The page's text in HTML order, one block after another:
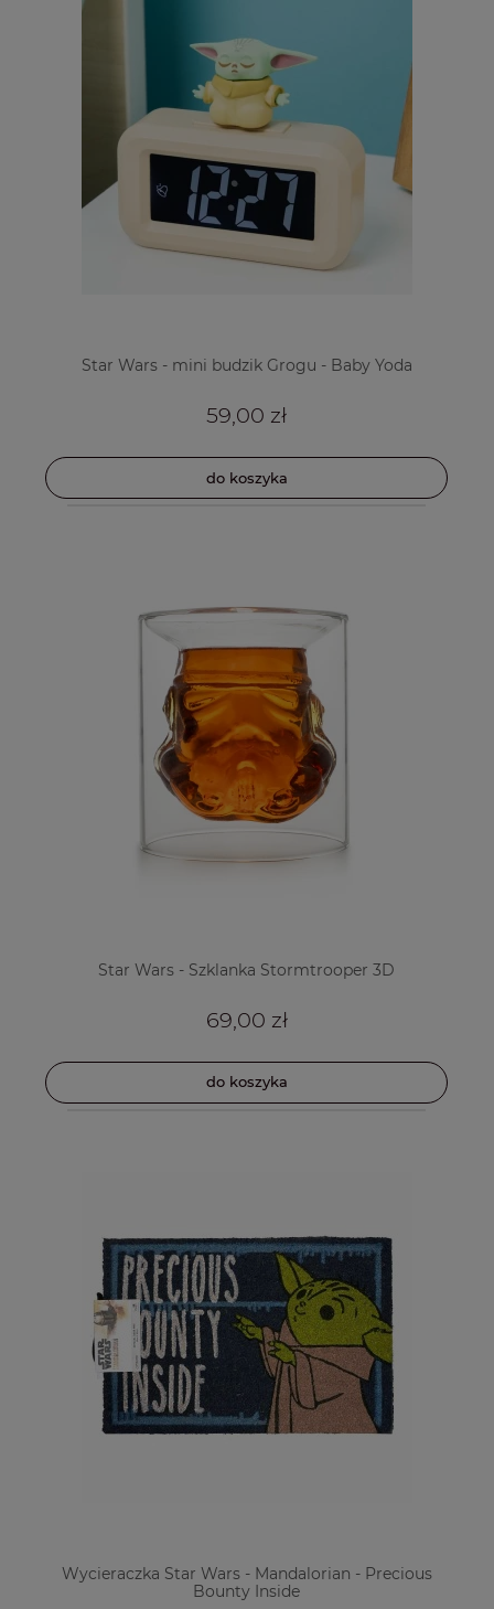
Star Wars - mini budzik Grogu - Baby Yoda
59,00 zł
do koszyka
Star Wars - Szklanka Stormtrooper 3D
69,00 zł
do koszyka
Wycieraczka Star Wars - Mandalorian - Precious
Bounty Inside